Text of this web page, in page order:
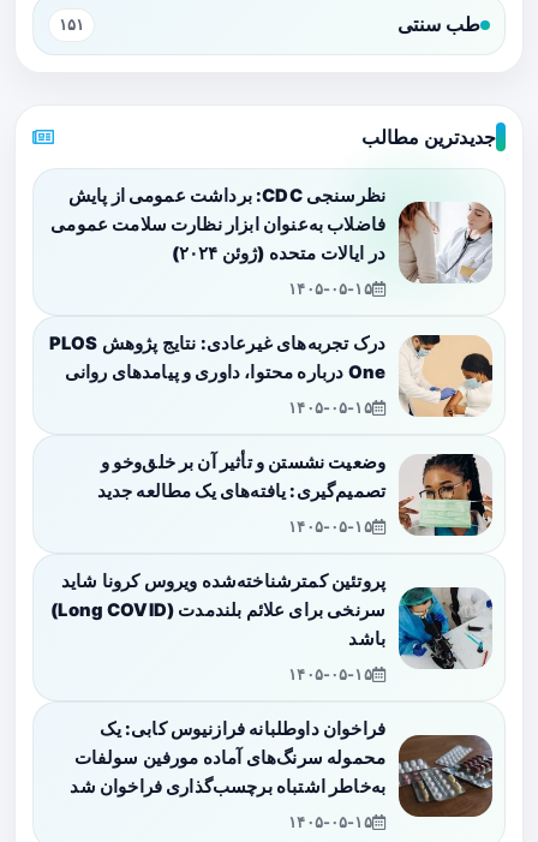
طب سنتی ۱۵۱
جدیدترین مطالب
نظرسنجی CDC: برداشت عمومی از پایش
فاضلاب به‌عنوان ابزار نظارت سلامت عمومی
در ایالات متحده (ژوئن ۲۰۲۴)
۱۴۰۵-۰۵-۱۵
درک تجربه‌های غیرعادی: نتایج پژوهش PLOS
One درباره محتوا، داوری و پیامدهای روانی
۱۴۰۵-۰۵-۱۵
وضعیت نشستن و تأثیر آن بر خلق‌وخو و
تصمیم‌گیری: یافته‌های یک مطالعه جدید
۱۴۰۵-۰۵-۱۵
پروتئین کمترشناخته‌شده ویروس کرونا شاید
سرنخی برای علائم بلندمدت (Long COVID)
باشد
۱۴۰۵-۰۵-۱۵
فراخوان داوطلبانه فرازنیوس کابی: یک
محموله سرنگ‌های آماده مورفین سولفات
به‌خاطر اشتباه برچسب‌گذاری فراخوان شد
۱۴۰۵-۰۵-۱۵